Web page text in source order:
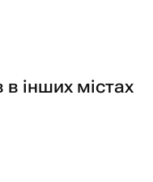
в інших містах